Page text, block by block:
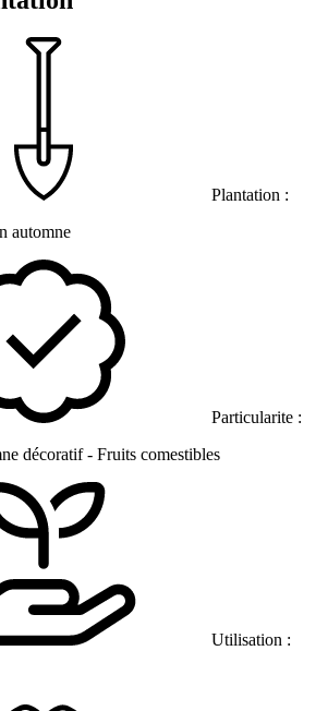
Plantation :
automne
Particularite :
décoratif - Fruits comestibles
Utilisation :